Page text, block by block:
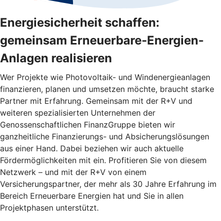
Energiesicherheit schaffen:
gemeinsam Erneuerbare-Energien-
Anlagen realisieren
Wer Projekte wie Photovoltaik- und Windenergieanlagen
finanzieren, planen und umsetzen möchte, braucht starke
Partner mit Erfahrung. Gemeinsam mit der R+V und
weiteren spezialisierten Unternehmen der
Genossenschaftlichen FinanzGruppe bieten wir
ganzheitliche Finanzierungs- und Absicherungslösungen
aus einer Hand. Dabei beziehen wir auch aktuelle
Fördermöglichkeiten mit ein. Profitieren Sie von diesem
Netzwerk – und mit der R+V von einem
Versicherungspartner, der mehr als 30 Jahre Erfahrung im
Bereich Erneuerbare Energien hat und Sie in allen
Projektphasen unterstützt.